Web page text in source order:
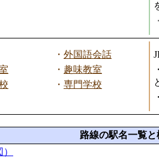
・ 外国語会話
・ 趣味教室
・ 専門学校
・
・
路線の駅名一覧と